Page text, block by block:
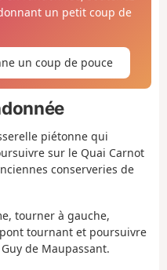
un petit coup de
un coup de pouce
piétonne qui
sur le Quai Carnot
conserveries de
tourner à gauche,
tournant et poursuivre
de Maupassant.